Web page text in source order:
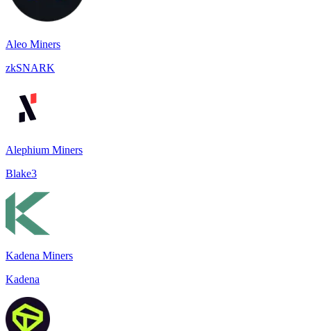
Aleo Miners
zkSNARK
Alephium Miners
Blake3
Kadena Miners
Kadena